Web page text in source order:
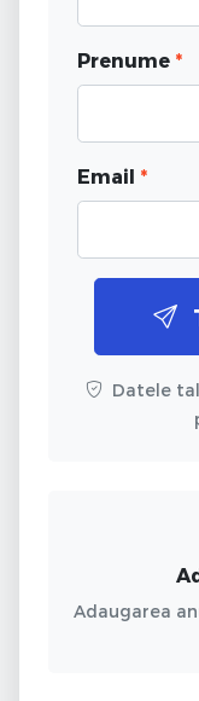
Prenume *
Email *
Datele
Adaugarea